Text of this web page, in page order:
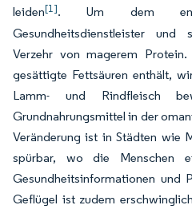
leiden[1]. Um dem
Gesundheitsdienstleister und
Verzehr von magerem
gesättigte Fettsäuren enthält,
Lamm- und Rindfleisch
Grundnahrungsmittel in der
Veränderung ist in Städten wie
spürbar, wo die Menschen
Gesundheitsinformationen und
Geflügel ist zudem